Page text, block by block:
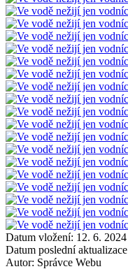
Datum vložení: 12. 6.
Datum poslední
Autor: Správce Webu